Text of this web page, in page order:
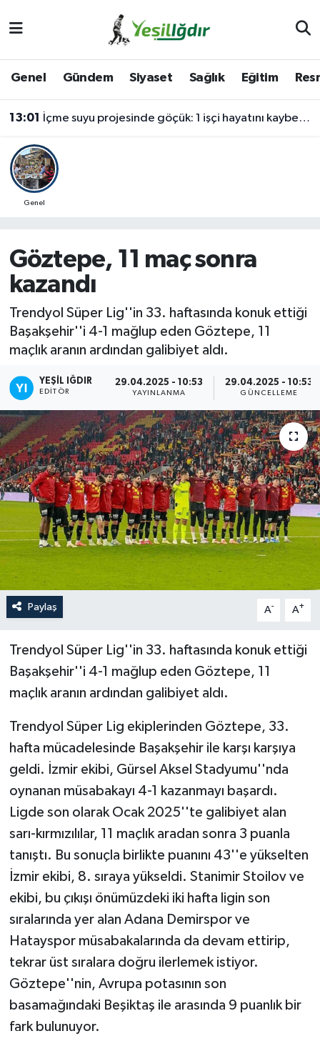
Genel Gündem Siyaset Sağlık Eğitim
13:01 İçme suyu projesinde göçük: 1 işçi hayatını kaybetti, 1'i ağır yaralı
Genel
Göztepe, 11 maç sonra
kazandı
Trendyol Süper Lig''in 33. haftasında konuk ettiği
Başakşehir''i 4-1 mağlup eden Göztepe, 11
maçlık aranın ardından galibiyet aldı.
YEŞIL IĞDIR
EDITÖR
29.04.2025 - 10:53
YAYINLANMA
29.04.2025 - 10:53
GÜNCELLEME
Paylaş A- A+
Trendyol Süper Lig''in 33. haftasında konuk ettiği
Başakşehir''i 4-1 mağlup eden Göztepe, 11
maçlık aranın ardından galibiyet aldı.
Trendyol Süper Lig ekiplerinden Göztepe, 33.
hafta mücadelesinde Başakşehir ile karşı karşıya
geldi. İzmir ekibi, Gürsel Aksel Stadyumu''nda
oynanan müsabakayı 4-1 kazanmayı başardı.
Ligde son olarak Ocak 2025''te galibiyet alan
sarı-kırmızılılar, 11 maçlık aradan sonra 3 puanla
tanıştı. Bu sonuçla birlikte puanını 43''e yükselten
İzmir ekibi, 8. sıraya yükseldi. Stanimir Stoilov ve
ekibi, bu çıkışı önümüzdeki iki hafta ligin son
sıralarında yer alan Adana Demirspor ve
Hatayspor müsabakalarında da devam ettirip,
tekrar üst sıralara doğru ilerlemek istiyor.
Göztepe''nin, Avrupa potasının son
basamağındaki Beşiktaş ile arasında 9 puanlık bir
fark bulunuyor.
İğdir Namaz Vakitleri
Iğdır Trafik Yoğunluk Haritası
Süper Lig Puan Durumu ve Fikstür
Son Dakika Haberleri
Haber Arşivi